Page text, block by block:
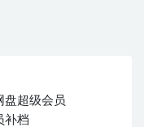
盘超级会员
补档